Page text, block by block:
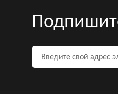
адрес электронной почты